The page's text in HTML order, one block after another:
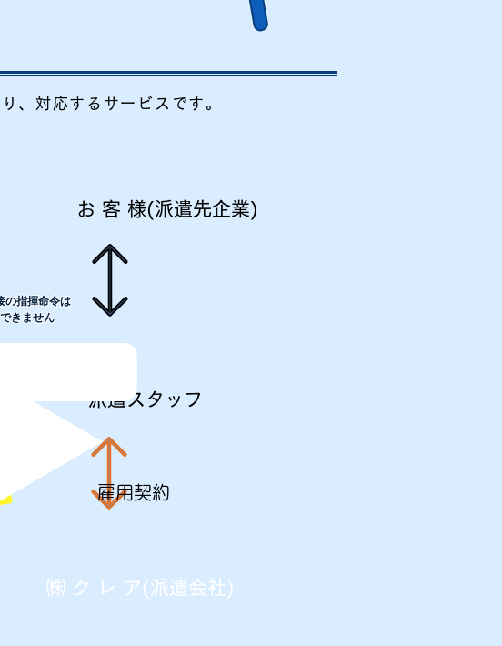
、対応するサービスです。
お 客 様(派遣先企業)
派遣スタッフ
雇用契約
の指揮命令は
できません
㈱ ク レ ア(派遣会社)